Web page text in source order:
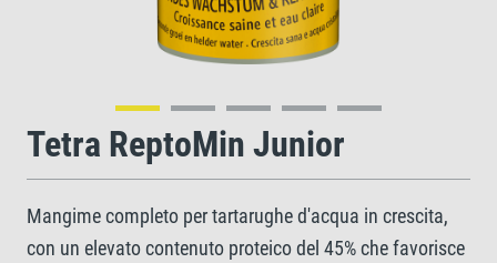
Tetra ReptoMin Junior
Mangime completo per tartarughe d'acqua in crescita,
con un elevato contenuto proteico del 45% che favorisce